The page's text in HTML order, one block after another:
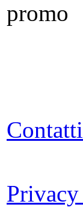
Contatti
Privacy